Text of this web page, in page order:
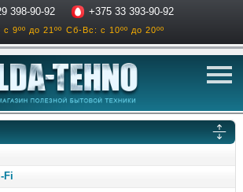
398-90-92 +375 33 393-90-92
9ºº до 21ºº Сб-Вс: с 10ºº до 20ºº
телевизоры
Fi